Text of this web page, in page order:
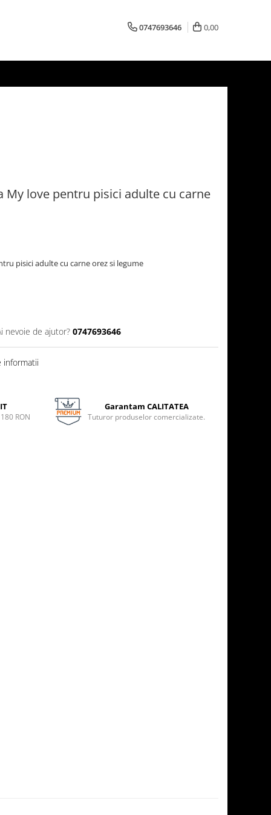
0747693646 0,00
My love pentru pisici adulte cu carne
pisici adulte cu carne orez si legume
nevoie de ajutor? 0747693646
informatii
RON
Garantam CALITATEA
Tuturor produselor comercializate.